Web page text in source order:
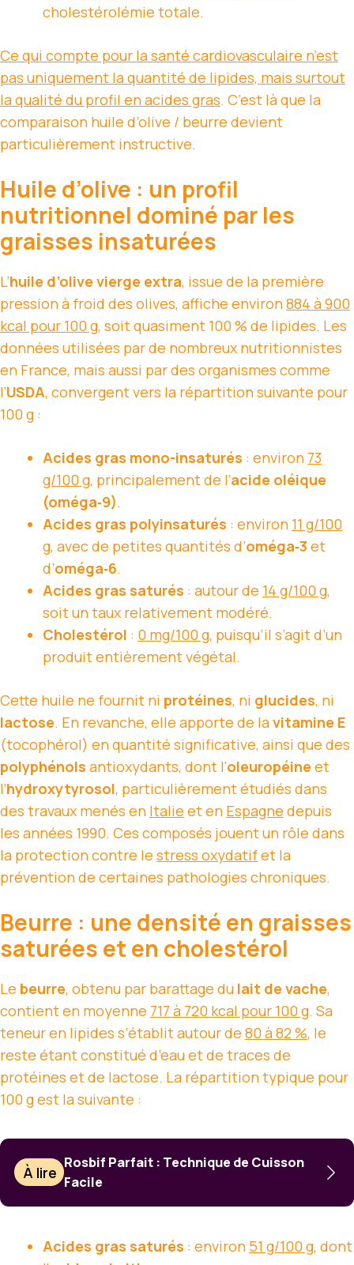
cholestérolémie totale.
Ce qui compte pour la santé cardiovasculaire n’est
pas uniquement la quantité de lipides, mais surtout
la qualité du profil en acides gras. C’est là que la
comparaison huile d’olive / beurre devient
particulièrement instructive.
Huile d’olive : un profil
nutritionnel dominé par les
graisses insaturées
L’huile d’olive vierge extra, issue de la première
pression à froid des olives, affiche environ884 à 900
kcal pour 100 g, soit quasiment 100 % de lipides. Les
données utilisées par de nombreux nutritionnistes
en France, mais aussi par des organismes comme
l’USDA, convergent vers la répartition suivante pour
100 g :
Acides gras mono-insaturés : environ 73
g/100 g, principalement de l’acide oléique
(oméga‑9).
Acides gras polyinsaturés : environ 11 g/100
g, avec de petites quantités d’oméga‑3 et
d’oméga‑6.
Acides gras saturés : autour de 14 g/100 g,
soit un taux relativement modéré.
Cholestérol : 0 mg/100 g, puisqu’il s’agit d’un
produit entièrement végétal.
Cette huile ne fournit ni protéines, ni glucides, ni
lactose. En revanche, elle apporte de lavitamine E
(tocophérol) en quantité significative, ainsi que des
polyphénols antioxydants, dont l’oleuropéine et
l’hydroxytyrosol, particulièrement étudiés dans
des travaux menés en Italie et en Espagne depuis
les années 1990. Ces composés jouent un rôle dans
la protection contre le stress oxydatifet la
prévention de certaines pathologies chroniques.
Beurre : une densité en graisses
saturées et en cholestérol
Le beurre, obtenu par barattage du lait de vache,
contient en moyenne 717 à 720 kcal pour 100 g. Sa
teneur en lipides s’établit autour de 80 à 82 %, le
reste étant constitué d’eau et de traces de
protéines et de lactose. La répartition typique pour
100 g est la suivante :
À lire
Rosbif Parfait : Technique de Cuisson
Facile
Acides gras saturés : environ 51 g/100 g, dont